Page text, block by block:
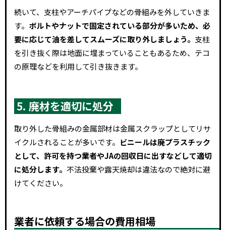
続いて、支柱やアーチパイプなどの骨組みを外していきま
す。 ボルトやナットで固定されている部分が多いため、必
要に応じて油を差してスムーズに取り外しましょう。 支柱
を引き抜く際は地面に埋まっていることもあるため、テコ
の原理などを利用して引き抜きます。
5. 廃材を適切に処分
取り外した骨組みの金属部材は金属スクラップとしてリサ
イクルされることが多いです。 ビニールは廃プラスチック
として、許可を持つ業者やJAの回収日に出すなどして適切
に処分します。 不法投棄や露天焼却は違法なので絶対に避
けてください。
業者に依頼する場合の費用相場